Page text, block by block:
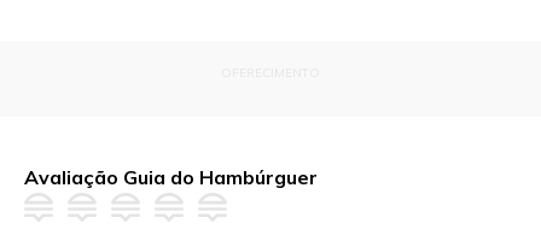
Avaliação Guia do Hambúrguer